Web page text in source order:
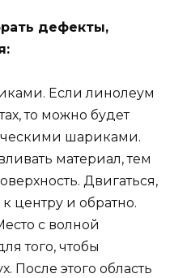
дефекты,
Если линолеум
то можно будет
шариками.
материал, тем
Двигаться,
центру и обратно.
с волной
того, чтобы
После этого область